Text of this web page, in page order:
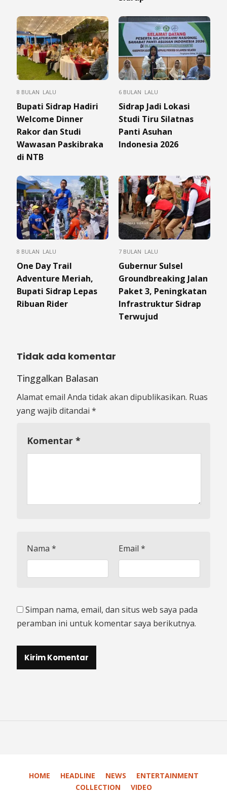
8 BULAN LALU
Bupati Sidrap Hadiri
Welcome Dinner
Rakor dan Studi
Wawasan Paskibraka
di NTB
6 BULAN LALU
Sidrap Jadi Lokasi
Studi Tiru Silatnas
Panti Asuhan
Indonesia 2026
8 BULAN LALU
One Day Trail
Adventure Meriah,
Bupati Sidrap Lepas
Ribuan Rider
7 BULAN LALU
Gubernur Sulsel
Groundbreaking Jalan
Paket 3, Peningkatan
Infrastruktur Sidrap
Terwujud
Tidak ada komentar
Tinggalkan Balasan
Alamat email Anda tidak akan dipublikasikan. Ruas
yang wajib ditandai *
Komentar *
Nama * Email *
Simpan nama, email, dan situs web saya pada
peramban ini untuk komentar saya berikutnya.
HOME HEADLINE NEWS
ENTERTAINMENT
COLLECTION
VIDEO